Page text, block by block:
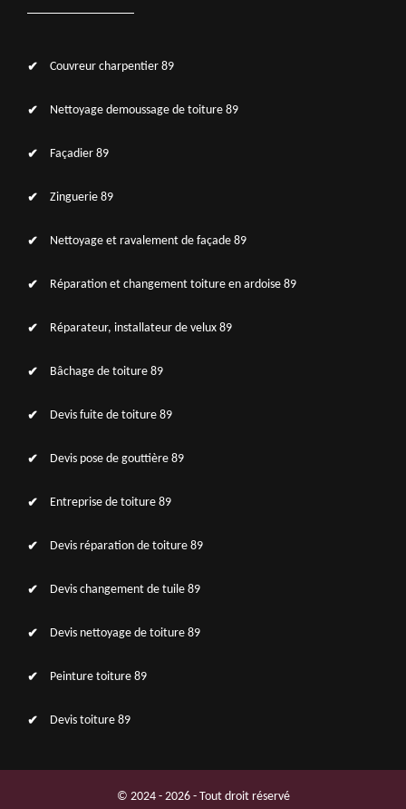
Couvreur charpentier 89
Nettoyage demoussage de toiture 89
Façadier 89
Zinguerie 89
Nettoyage et ravalement de façade 89
Réparation et changement toiture en ardoise 89
Réparateur, installateur de velux 89
Bâchage de toiture 89
Devis fuite de toiture 89
Devis pose de gouttière 89
Entreprise de toiture 89
Devis réparation de toiture 89
Devis changement de tuile 89
Devis nettoyage de toiture 89
Peinture toiture 89
Devis toiture 89
© 2024 - 2026 - Tout droit réservé